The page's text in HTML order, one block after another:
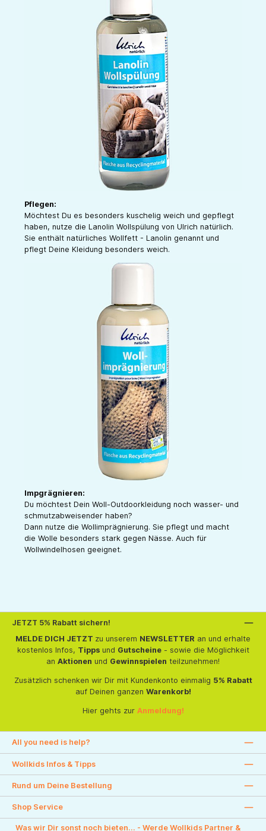
Pflegen:
Möchtest Du es besonders kuschelig weich und gepflegt
haben, nutze die Lanolin Wollspülung von Ulrich natürlich.
Sie enthält natürliches Wollfett - Lanolin genannt und
pflegt Deine Kleidung besonders weich.
Impgrägnieren:
Du möchtest Dein Woll-Outdoorkleidung noch wasser- und
schmutzabweisender haben?
Dann nutze die Wollimprägnierung. Sie pflegt und macht
die Wolle besonders stark gegen Nässe. Auch für
Wollwindelhosen geeignet.
JETZT 5% Rabatt sichern!
MELDE DICH JETZT zu unserem NEWSLETTER an und erhalte
kostenlos Infos, Tippsund Gutscheine- sowie die Möglichkeit
an Aktionen und Gewinnspielen teilzunehmen!
Zusätzlich schenken wir Dir mit Kundenkonto einmalig 5% Rabatt
auf Deinen ganzen Warenkorb!
Hier gehts zur Anmeldung!
All you need is help?
Wollkids Infos & Tipps
Rund um Deine Bestellung
Shop Service
Was wir Dir sonst noch bieten... - Werde Wollkids Partner &